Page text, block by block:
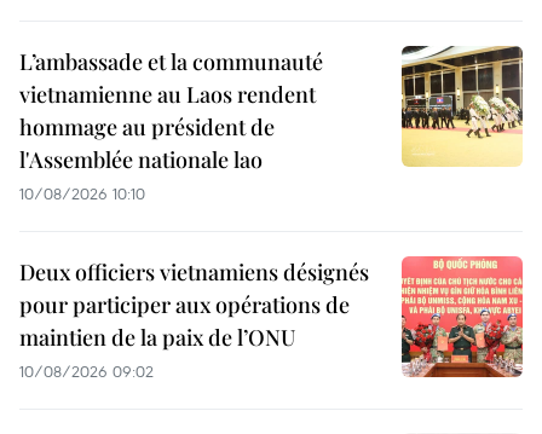
L’ambassade et la communauté
vietnamienne au Laos rendent
hommage au président de
l'Assemblée nationale lao
10/08/2026 10:10
Deux officiers vietnamiens désignés
pour participer aux opérations de
maintien de la paix de l’ONU
10/08/2026 09:02